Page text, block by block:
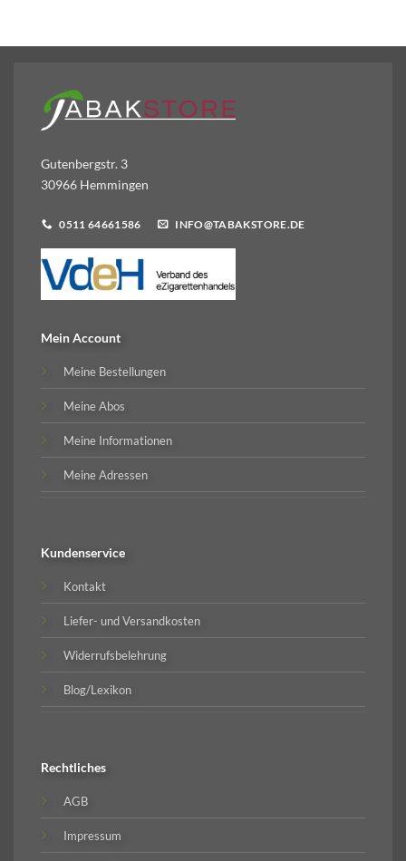
Gutenbergstr. 3
30966 Hemmingen
0511 64661586 INFO@TABAKSTORE.DE
Mein Account
Meine Bestellungen
Meine Abos
Meine Informationen
Meine Adressen
Kundenservice
Kontakt
Liefer- und Versandkosten
Widerrufsbelehrung
Blog/Lexikon
Rechtliches
AGB
Impressum